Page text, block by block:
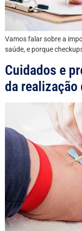
Vamos falar sobre a
saúde, e porque
Cuidados e
da realização